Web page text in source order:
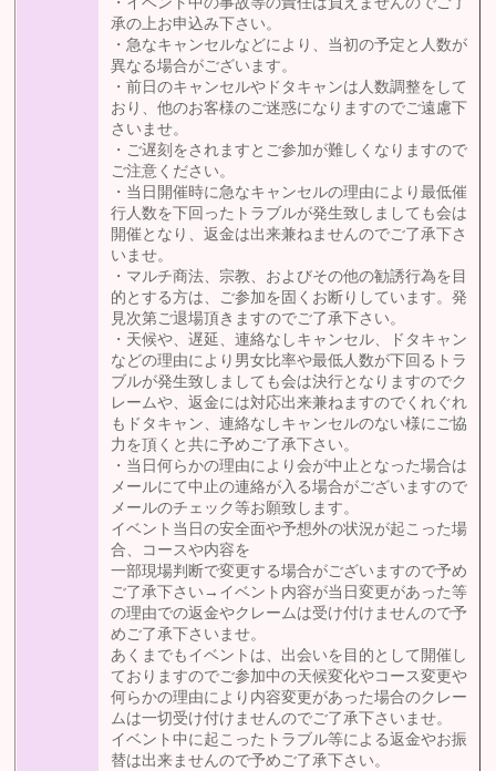
承の上お申込み下さい。
・急なキャンセルなどにより、当初の予定と人数が
異なる場合がございます。
・前日のキャンセルやドタキャンは人数調整をして
おり、他のお客様のご迷惑になりますのでご遠慮下
さいませ。
・ご遅刻をされますとご参加が難しくなりますので
ご注意ください。
・当日開催時に急なキャンセルの理由により最低催
行人数を下回ったトラブルが発生致しましても会は
開催となり、返金は出来兼ねませんのでご了承下さ
いませ。
・マルチ商法、宗教、およびその他の勧誘行為を目
的とする方は、ご参加を固くお断りしています。発
見次第ご退場頂きますのでご了承下さい。
・天候や、遅延、連絡なしキャンセル、ドタキャン
などの理由により男女比率や最低人数が下回るトラ
ブルが発生致しましても会は決行となりますのでク
レームや、返金には対応出来兼ねますのでくれぐれ
もドタキャン、連絡なしキャンセルのない様にご協
力を頂くと共に予めご了承下さい。
・当日何らかの理由により会が中止となった場合は
メールにて中止の連絡が入る場合がございますので
メールのチェック等お願致します。
イベント当日の安全面や予想外の状況が起こった場
合、コースや内容を
一部現場判断で変更する場合がございますので予め
ご了承下さい→イベント内容が当日変更があった等
の理由での返金やクレームは受け付けませんので予
めご了承下さいませ。
あくまでもイベントは、出会いを目的として開催し
ておりますのでご参加中の天候変化やコース変更や
何らかの理由により内容変更があった場合のクレー
ムは一切受け付けませんのでご了承下さいませ。
イベント中に起こったトラブル等による返金やお振
替は出来ませんので予めご了承下さい。